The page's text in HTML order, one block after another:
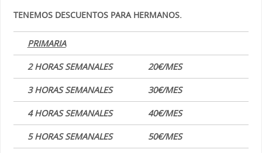
TENEMOS DESCUENTOS PARA HERMANOS.
PRIMARIA
2 HORAS SEMANALES 20€/MES
3 HORAS SEMANALES 30€/MES
4 HORAS SEMANALES 40€/MES
5 HORAS SEMANALES 50€/MES